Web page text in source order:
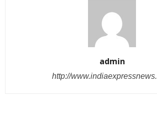
admin
http://